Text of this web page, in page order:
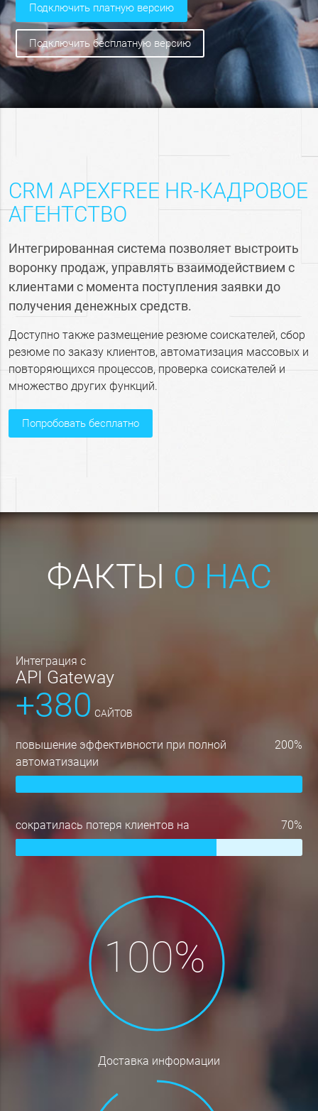
подключить платную версию
подключить бесплатную версию
CRM APEXFREE HR-КАДРОВОЕ
АГЕНТСТВО
Интегрированная система позволяет выстроить
воронку продаж, управлять взаимодействием с
клиентами с момента поступления заявки до
получения денежных средств.
Доступно также размещение резюме соискателей, сбор
резюме по заказу клиентов, автоматизация массовых и
повторяющихся процессов, проверка соискателей и
множество других функций.
попробовать бесплатно
ФАКТЫ О НАС
интеграция с
API Gateway
+380 САЙТОВ
повышение эффективности при полной
автоматизации
200%
сократилась потеря клиентов на 70%
доставка информации